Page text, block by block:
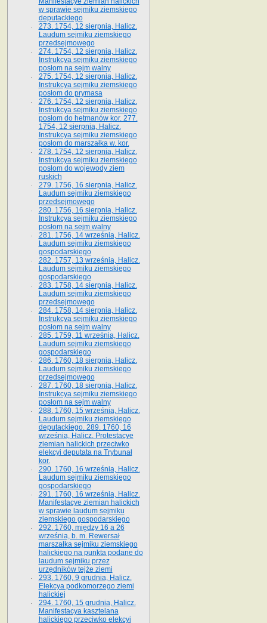
w sprawie sejmiku ziemskiego
deputackiego
273. 1754, 12 sierpnia, Halicz.
Laudum sejmiku ziemskiego
przedsejmowego
274. 1754, 12 sierpnia, Halicz.
Instrukcya sejmiku ziemskiego
posłom na sejm walny
275. 1754, 12 sierpnia, Halicz.
Instrukcya sejmiku ziemskiego
posłom do prymasa
276. 1754, 12 sierpnia, Halicz.
Instrukcya sejmiku ziemskiego
posłom do hetmanów kor. 277.
1754, 12 sierpnia, Halicz.
Instrukcya sejmiku ziemskiego
posłom do marszałka w. kor.
278. 1754, 12 sierpnia, Halicz.
Instrukcya sejmiku ziemskiego
posłom do wojewody ziem
ruskich
279. 1756, 16 sierpnia, Halicz.
Laudum sejmiku ziemskiego
przedsejmowego
280. 1756, 16 sierpnia, Halicz.
Instrukcya sejmiku ziemskiego
posłom na sejm walny
281. 1756, 14 września, Halicz.
Laudum sejmiku ziemskiego
gospodarskiego
282. 1757, 13 września, Halicz.
Laudum sejmiku ziemskiego
gospodarskiego
283. 1758, 14 sierpnia, Halicz.
Laudum sejmiku ziemskiego
przedsejmowego
284. 1758, 14 sierpnia, Halicz.
Instrukcya sejmiku ziemskiego
posłom na sejm walny
285. 1759, 11 września, Halicz.
Laudum sejmiku ziemskiego
gospodarskiego
286. 1760, 18 sierpnia, Halicz.
Laudum sejmiku ziemskiego
przedsejmowego
287. 1760, 18 sierpnia, Halicz.
Instrukcya sejmiku ziemskiego
posłom na sejm walny
288. 1760, 15 września, Halicz.
Laudum sejmiku ziemskiego
deputackiego. 289. 1760, 16
września, Halicz. Protestacye
ziemian halickich przeciwko
elekcyi deputata na Trybunał
kor.
290. 1760, 16 września, Halicz.
Laudum sejmiku ziemskiego
gospodarskiego
291. 1760, 16 września, Halicz.
Manifestacye ziemian halickich
w sprawie laudum sejmiku
ziemskiego gospodarskiego
292. 1760, między 16 a 26
września, b. m. Rewersał
marszałka sejmiku ziemskiego
halickiego na punkta podane do
laudum sejmiku przez
urzędników tejże ziemi
293. 1760, 9 grudnia, Halicz.
Elekcya podkomorzego ziemi
halickiej
294. 1760, 15 grudnia, Halicz.
Manifestacya kasztelana
halickiego przeciwko elekcyi